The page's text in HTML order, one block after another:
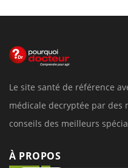
Le site santé de référence
médicale decryptée par des
conseils des meilleurs
À PROPOS